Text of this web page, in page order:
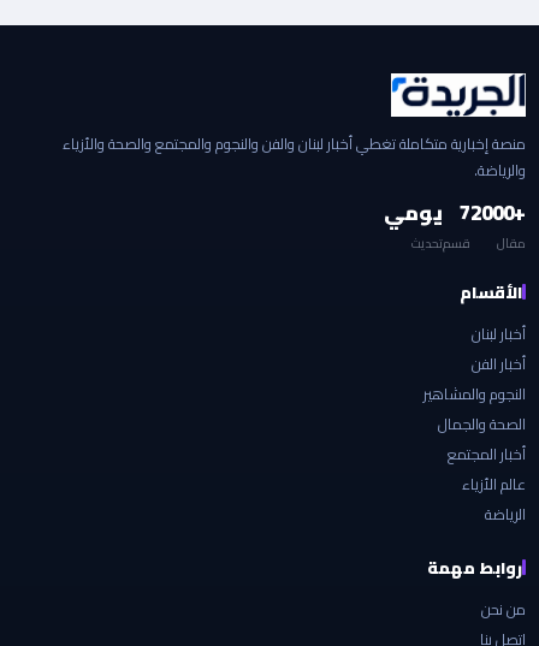
منصة إخبارية متكاملة تغطي أخبار لبنان والفن والنجوم والمجتمع والصحة والأزياء
والرياضة.
+2000
مقال
7
قسم
يومي
تحديث
الأقسام
أخبار لبنان
أخبار الفن
النجوم والمشاهير
الصحة والجمال
أخبار المجتمع
عالم الأزياء
الرياضة
روابط مهمة
من نحن
اتصل بنا